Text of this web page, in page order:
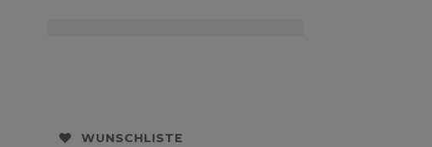
WUNSCHLISTE